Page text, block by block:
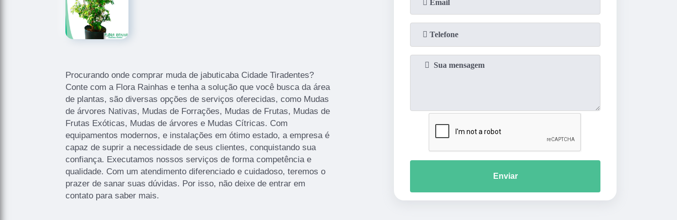
Procurando onde comprar muda de jabuticaba Cidade Tiradentes?
Conte com a Flora Rainhas e tenha a solução que você busca da área
de plantas, são diversas opções de serviços oferecidas, como Mudas
de árvores Nativas, Mudas de Forrações, Mudas de Frutas, Mudas de
Frutas Exóticas, Mudas de árvores e Mudas Cítricas. Com
equipamentos modernos, e instalações em ótimo estado, a empresa é
capaz de suprir a necessidade de seus clientes, conquistando sua
confiança. Executamos nossos serviços de forma competência e
qualidade. Com um atendimento diferenciado e cuidadoso, teremos o
prazer de sanar suas dúvidas. Por isso, não deixe de entrar em
contato para saber mais.
Enviar